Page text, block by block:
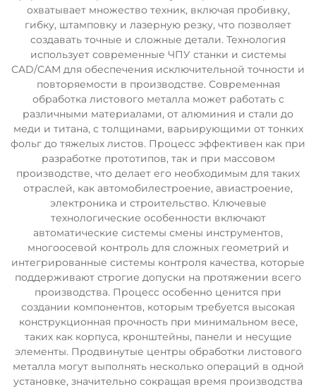
охватывает множество техник, включая пробивку,
гибку, штамповку и лазерную резку, что позволяет
создавать точные и сложные детали. Технология
использует современные ЧПУ станки и системы
CAD/CAM для обеспечения исключительной точности и
повторяемости в производстве. Современная
обработка листового металла может работать с
различными материалами, от алюминия и стали до
меди и титана, с толщинами, варьирующими от тонких
фольг до тяжелых листов. Процесс эффективен как при
разработке прототипов, так и при массовом
производстве, что делает его необходимым для таких
отраслей, как автомобилестроение, авиастроение,
электроника и строительство. Ключевые
технологические особенности включают
автоматические системы смены инструментов,
многоосевой контроль для сложных геометрий и
интегрированные системы контроля качества, которые
поддерживают строгие допуски на протяжении всего
производства. Процесс особенно ценится при
создании компонентов, которым требуется высокая
конструкционная прочность при минимальном весе,
таких как корпуса, кронштейны, панели и несущие
элементы. Продвинутые центры обработки листового
металла могут выполнять несколько операций в одной
установке, значительно сокращая время производства